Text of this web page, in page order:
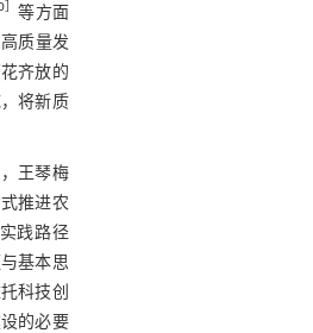
］等方面
质量发
齐放的
将新质
王琴梅
推进农
践路径
基本思
科技创
的必要